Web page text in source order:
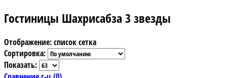
Гостиницы Шахрисабза 3 звезды
Отображение:списоксетка
Сортировка:
Показать: